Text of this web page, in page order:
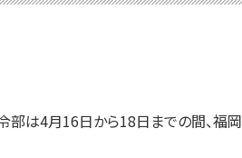
は4月16日から18日までの間、